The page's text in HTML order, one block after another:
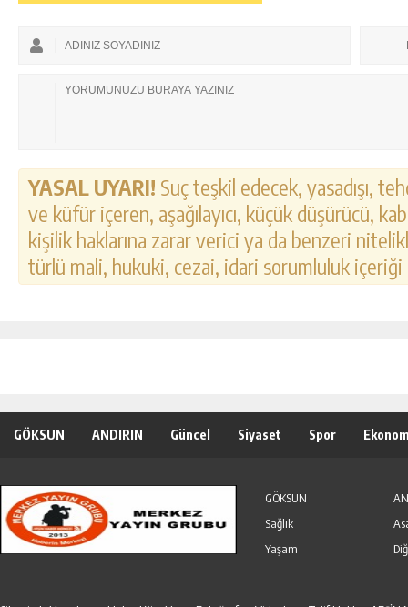
YASAL UYARI! Suç teşkil edecek, yasadışı,
ve küfür içeren, aşağılayıcı, küçük düşürücü,
kişilik haklarına zarar verici ya da benzeri
türlü mali, hukuki, cezai, idari sorumluluk
GÖKSUN ANDIRIN Güncel Siyaset Spor
GÖKSUN
Sağlık
Yaşam